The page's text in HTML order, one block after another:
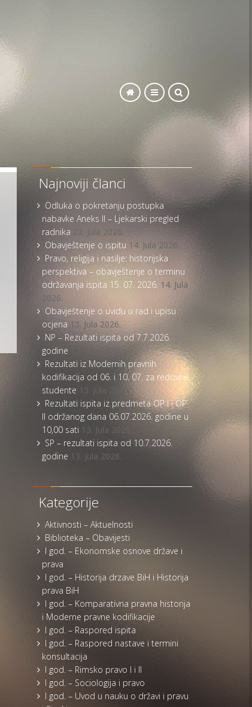
Najnoviji članci
Odluka o pokretanju postupka
nabavke Aneks II – Ljekarski pregled
radnika 22. Jula 2026.
Obavještenje o ispitu 14. Jula 2026.
Pravo, religija i nasilje: historijska
perspektiva – obavještenje o terminu
održavanja ispita 15. 07. 2026. 14. Jula
2026.
Obavještenje o uvidu u rad i upisu
ocjena 13. Jula 2026.
NP – Rezultati ispita od 7.7.2026.
godine
13. Jula 2026.
Rezultati iz Modernih pravnih
kodifikacija od 06. i 10. 07. za redovne
studente 13. Jula 2026.
Rezultati ispita iz predmeta OP I i OP
II održanog dana 06.07.2026. godine u
10,00 sati 13. Jula 2026.
SP – rezultati ispita od 10.7.2026.
godine 13. Jula 2026.
Kategorije
Aktivnosti – Aktuelnosti
Biblioteka – Obavijesti
I god. – Ekonomske osnove države i
prava
I god. – Historija drzave BiH i Historija
prava BiH
I god. – Komparativna pravna historija
i Moderne pravne kodifikacije
I god. – Raspored ispita
I god. – Raspored nastave i termini
konsultacija
I god. – Rimsko pravo I i II
I god. – Sociologija i pravo
I god. – Uvod u nauku o državi i pravu